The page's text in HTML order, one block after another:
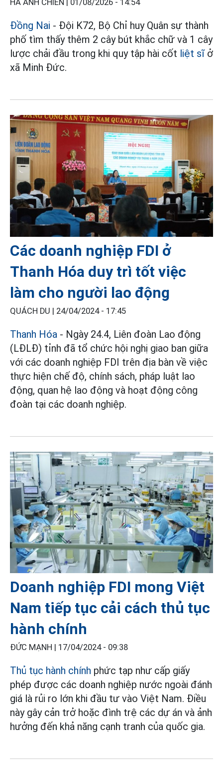
HÀ ANH CHIẾN | 01/08/2026 - 14:54
Đồng Nai - Đội K72, Bộ Chỉ huy Quân sự thành
phố tìm thấy thêm 2 cây bút khắc chữ và 1 cây
lược chải đầu trong khi quy tập hài cốt liệt sĩở
xã Minh Đức.
Các doanh nghiệp FDI ở
Thanh Hóa duy trì tốt việc
làm cho người lao động
QUÁCH DU | 24/04/2024 - 17:45
Thanh Hóa - Ngày 24.4, Liên đoàn Lao động
(LĐLĐ) tỉnh đã tổ chức hội nghị giao ban giữa
với các doanh nghiệp FDI trên địa bàn về việc
thực hiện chế độ, chính sách, pháp luật lao
động, quan hệ lao động và hoạt động công
đoàn tại các doanh nghiệp.
Doanh nghiệp FDI mong Việt
Nam tiếp tục cải cách thủ tục
hành chính
ĐỨC MẠNH | 17/04/2024 - 09:38
Thủ tục hành chính phức tạp như cấp giấy
phép được các doanh nghiệp nước ngoài đánh
giá là rủi ro lớn khi đầu tư vào Việt Nam. Điều
này gây cản trở hoặc đình trệ các dự án và ảnh
hưởng đến khả năng cạnh tranh của quốc gia.